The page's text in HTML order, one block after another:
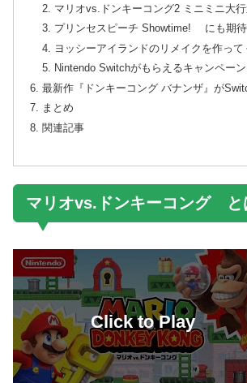
マリオvs.ドンキーコング2 ミニミニ大
プリンセスピーチ Showtime! にも期待
ヨッシーアイランドのリメイクを作って
Nintendo Switchがもらえるキャンペーン
最新作『ドンキーコング バナンザ』が
まとめ
関連記事
マリオvs.ドンキーコング と